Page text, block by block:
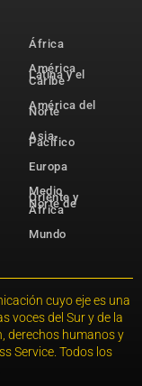
África
América
Latina y el
Caribe
América del
Norte
Asia-
Pacífico
Europa
Medio
Oriente y
Norte de
África
Mundo
cuyo eje es una
voces del Sur y de la
derechos humanos y
Service. Todos los